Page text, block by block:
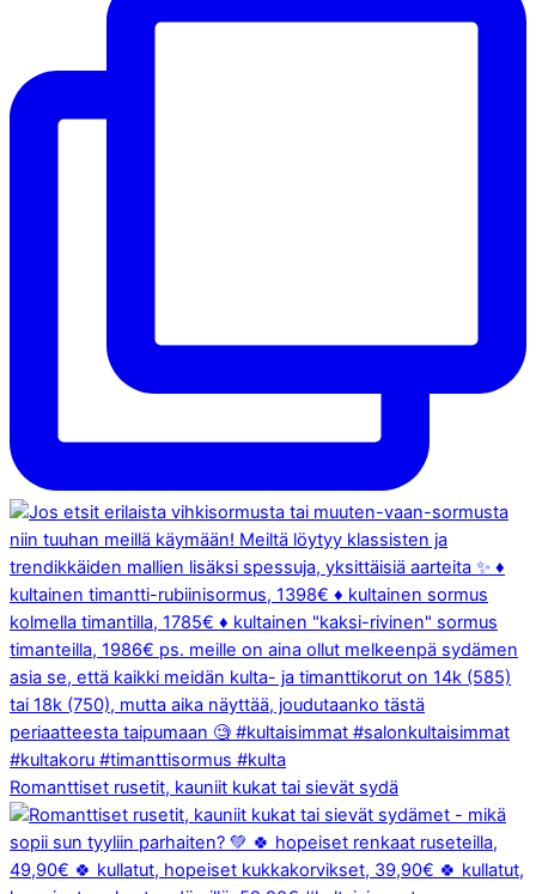
Romanttiset rusetit, kauniit kukat tai sievät sydä